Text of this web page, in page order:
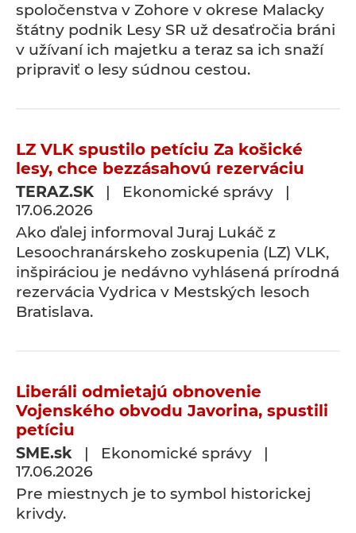
spoločenstva v Zohore v okrese Malacky
štátny podnik Lesy SR už desaťročia bráni
v užívaní ich majetku a teraz sa ich snaží
pripraviť o lesy súdnou cestou.
LZ VLK spustilo petíciu Za košické
lesy, chce bezzásahovú rezerváciu
TERAZ.SK | Ekonomické správy |
17.06.2026
Ako ďalej informoval Juraj Lukáč z
Lesoochranárskeho zoskupenia (LZ) VLK,
inšpiráciou je nedávno vyhlásená prírodná
rezervácia Vydrica v Mestských lesoch
Bratislava.
Liberáli odmietajú obnovenie
Vojenského obvodu Javorina, spustili
petíciu
SME.sk | Ekonomické správy |
17.06.2026
Pre miestnych je to symbol historickej
krivdy.